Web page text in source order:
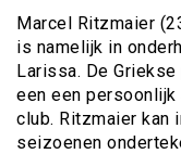
Marcel Ritzmaier
is namelijk in
Larissa. De
een een
club. Ritzmaier kan
seizoenen